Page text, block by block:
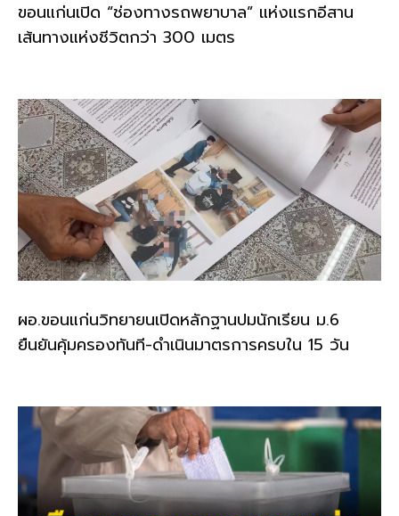
ขอนแก่นเปิด “ช่องทางรถพยาบาล” แห่งแรกอีสาน
เส้นทางแห่งชีวิตกว่า 300 เมตร
ผอ.ขอนแก่นวิทยายนเปิดหลักฐานปมนักเรียน ม.6
ยืนยันคุ้มครองทันที-ดำเนินมาตรการครบใน 15 วัน